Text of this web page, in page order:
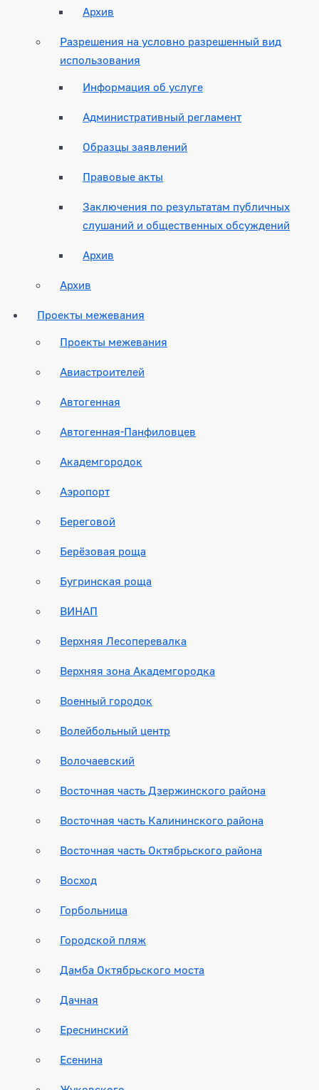
Архив
Разрешения на условно разрешенный вид
использования
Информация об услуге
Административный регламент
Образцы заявлений
Правовые акты
Заключения по результатам публичных
слушаний и общественных обсуждений
Архив
Архив
Проекты межевания
Проекты межевания
Авиастроителей
Автогенная
Автогенная-Панфиловцев
Академгородок
Аэропорт
Береговой
Берёзовая роща
Бугринская роща
ВИНАП
Верхняя Лесоперевалка
Верхняя зона Академгородка
Военный городок
Волейбольный центр
Волочаевский
Восточная часть Дзержинского района
Восточная часть Калининского района
Восточная часть Октябрьского района
Восход
Горбольница
Городской пляж
Дамба Октябрьского моста
Дачная
Ереснинский
Есенина